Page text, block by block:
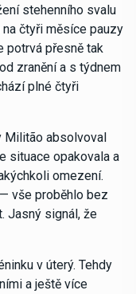
stehenního svalu
čtyři měsíce pauzy
potrvá přesně tak
zranění a s týdnem
plné čtyři
Militão absolvoval
situace opakovala a
omezení.
vše proběhlo bez
Jasný signál, že
v úterý. Tehdy
a ještě více